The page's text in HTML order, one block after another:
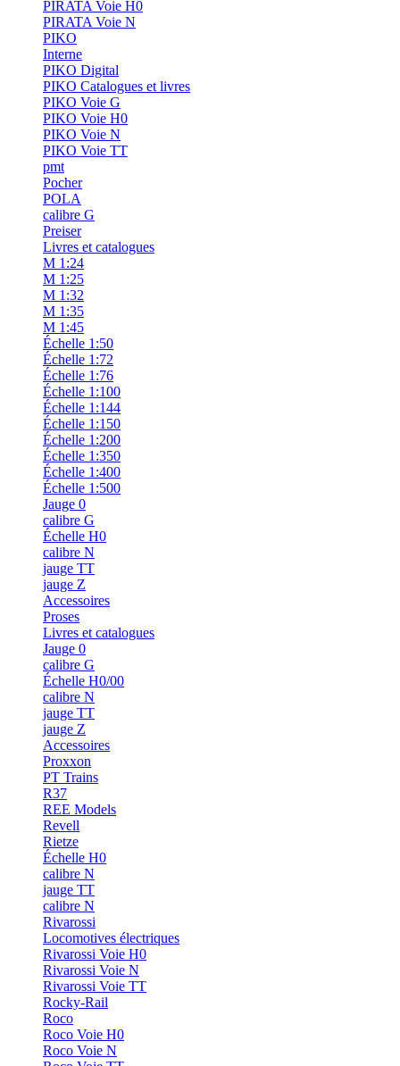
PIRATA Voie H0
PIRATA Voie N
PIKO
Interne
PIKO Digital
PIKO Catalogues et livres
PIKO Voie G
PIKO Voie H0
PIKO Voie N
PIKO Voie TT
pmt
Pocher
POLA
calibre G
Preiser
Livres et catalogues
M 1:24
M 1:25
M 1:32
M 1:35
M 1:45
Échelle 1:50
Échelle 1:72
Échelle 1:76
Échelle 1:100
Échelle 1:144
Échelle 1:150
Échelle 1:200
Échelle 1:350
Échelle 1:400
Échelle 1:500
Jauge 0
calibre G
Échelle H0
calibre N
jauge TT
jauge Z
Accessoires
Proses
Livres et catalogues
Jauge 0
calibre G
Échelle H0/00
calibre N
jauge TT
jauge Z
Accessoires
Proxxon
PT Trains
R37
REE Models
Revell
Rietze
Échelle H0
calibre N
jauge TT
calibre N
Rivarossi
Locomotives électriques
Rivarossi Voie H0
Rivarossi Voie N
Rivarossi Voie TT
Rocky-Rail
Roco
Roco Voie H0
Roco Voie N